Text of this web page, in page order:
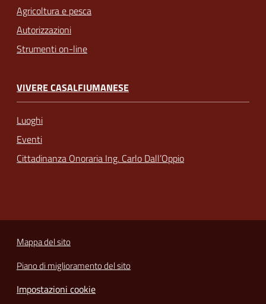
Agricoltura e pesca
Autorizzazioni
Strumenti on-line
VIVERE CASALFIUMANESE
Luoghi
Eventi
Cittadinanza Onoraria Ing. Carlo Dall’Oppio
Mappa del sito
Piano di miglioramento del sito
Impostazioni cookie